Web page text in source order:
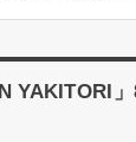
YAKITORI